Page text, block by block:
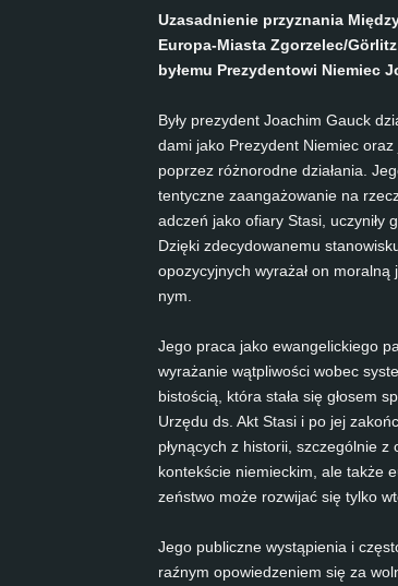
Uz­a­sad­nienie przyz­na­nia
Eu­ro­pa-Mias­ta Zgor­zelec/
byłemu Pre­zy­den­to­wi Nie­miec
Były pre­zy­dent Joa­chim Gauck
da­mi ja­ko Pre­zy­dent Nie­miec
po­przez różno­rod­ne działania.
ten­tycz­ne za­an­gażowa­nie na
adc­zeń ja­ko ofia­ry Sta­si, uc­zy­niły
Dzięki zde­cy­do­wa­ne­mu
opo­zy­cy­jnych wy­rażał on
nym.
Jego pra­ca ja­ko ewan­geli­ckie­go
wy­rażanie wątpli­wości wo­bec
bis­tością, która stała się głosem
Urzędu ds. Akt Sta­si i po jej
płynących z his­to­rii, sz­c­zególnie
kon­tekście nie­mieckim, ale także
zeństwo może ro­zwi­jać się tyl­ko
Jego pu­blicz­ne wystąpi­e­nia i
raźnym opo­wied­ze­niem się za